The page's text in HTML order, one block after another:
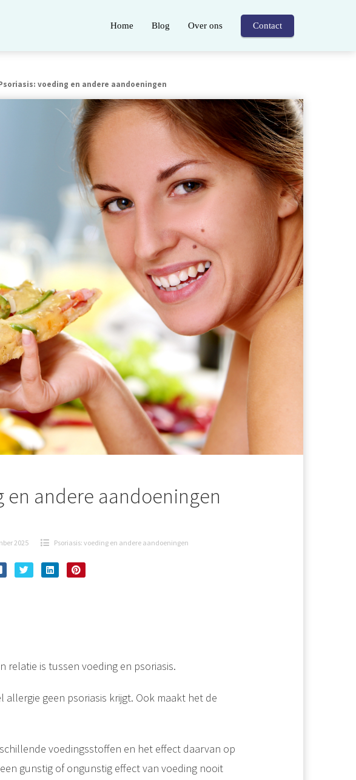
Home Blog Over ons Contact
voeding en andere aandoeningen
en andere aandoeningen
2025 Psoriasis: voeding en andere aandoeningen
relatie is tussen voeding en psoriasis.
allergie geen psoriasis krijgt. Ook maakt het de
voedingsstoffen en het effect daarvan op
gunstig of ongunstig effect van voeding nooit